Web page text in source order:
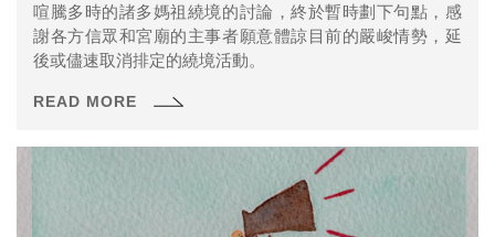
喧騰多時的諸多媽祖繞境的討論，終於暫時劃下句點，感
謝各方信眾和宮廟的主事者願意體諒目前的嚴峻情勢，延
後或儘速取消排定的繞境活動。
READ MORE